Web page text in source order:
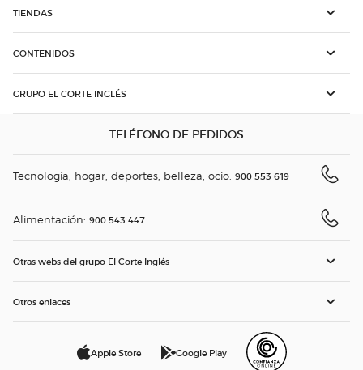
TIENDAS
CONTENIDOS
GRUPO EL CORTE INGLÉS
TELÉFONO DE PEDIDOS
Tecnología, hogar, deportes, belleza, ocio: 900 553 619
Alimentación: 900 543 447
Otras webs del grupo El Corte Inglés
Otros enlaces
Apple Store Google Play